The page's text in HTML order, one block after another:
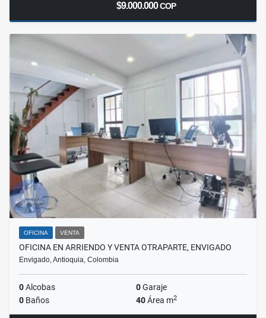
$9.000.000COP
OFICINA VENTA
OFICINA EN ARRIENDO Y VENTA OTRAPARTE, ENVIGADO
Envigado, Antioquia, Colombia
0Alcobas 0Garaje
0 Baños 40Área m2